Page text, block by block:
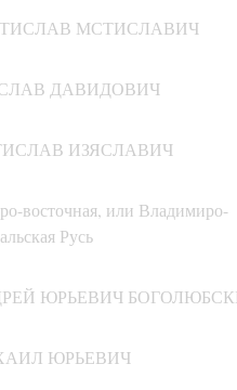
МСТИСЛАВИЧ
ДАВИДОВИЧ
ИЗЯСЛАВИЧ
восточная, или Владимиро-
Русь
ЮРЬЕВИЧ
ЮРЬЕВИЧ